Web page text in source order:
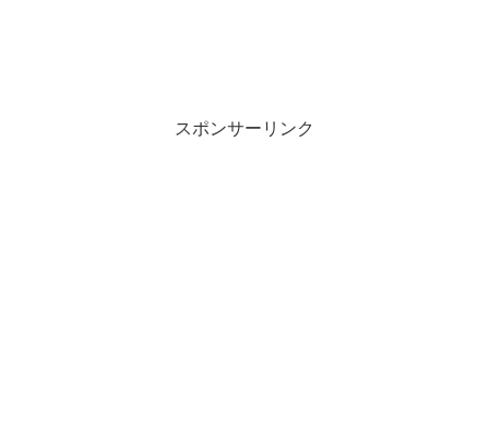
スポンサーリンク